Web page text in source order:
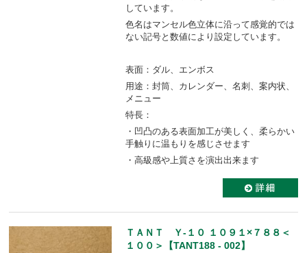
しています。
色名はマンセル色立体に沿って感覚的では
ない記号と数値により設定しています。
表面：ダル、エンボス
用途：封筒、カレンダー、名刺、案内状、
メニュー
特長：
・凹凸のある表面加工が美しく、柔らかい
手触りに温もりを感じさせます
・高級感や上質さを演出出来ます
ＴＡＮＴ Ｙ-１０ １０９１×７８８＜
１００＞【TANT188 - 002】